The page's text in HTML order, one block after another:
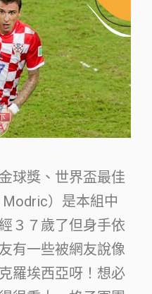
球獎、世界盃最佳
）是本組中
３７歲了但身手依
有一些被網友說像
羅埃西亞呀！想必